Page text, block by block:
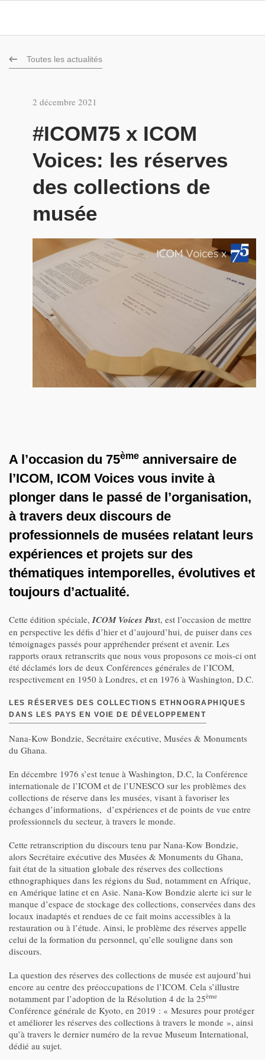
Toutes les actualités
2 décembre 2021
#ICOM75 x ICOM
Voices: les réserves
des collections de
musée
A l’occasion du 75ème anniversaire de
l’ICOM, ICOM Voices vous invite à
plonger dans le passé de l’organisation,
à travers deux discours de
professionnels de musées relatant leurs
expériences et projets sur des
thématiques intemporelles, évolutives et
toujours d’actualité.
Cette édition spéciale,ICOM Voices Past, est l’occasion de mettre
en perspective les défis d’hier et d’aujourd’hui, de puiser dans ces
témoignages passés pour appréhender présent et avenir. Les
rapports oraux retranscrits que nous vous proposons ce mois-ci ont
été déclamés lors de deux Conférences générales de l’ICOM,
respectivement en 1950 à Londres, et en 1976 à Washington, D.C.
LES RÉSERVES DES COLLECTIONS ETHNOGRAPHIQUES
DANS LES PAYS EN VOIE DE DÉVELOPPEMENT
Nana-Kow Bondzie, Secrétaire exécutive, Musées & Monuments
du Ghana.
En décembre 1976 s’est tenue à Washington, D.C, la Conférence
internationale de l’ICOM et de l’UNESCO sur les problèmes des
collections de réserve dans les musées, visant à favoriser les
échanges d’informations, d’expériences et de points de vue entre
professionnels du secteur, à travers le monde.
Cette retranscription du discours tenu par Nana-Kow Bondzie,
alors Secrétaire exécutive des Musées & Monuments du Ghana,
fait état de la situation globale des réserves des collections
ethnographiques dans les régions du Sud, notamment en Afrique,
en Amérique latine et en Asie. Nana-Kow Bondzie alerte ici sur le
manque d’espace de stockage des collections, conservées dans des
locaux inadaptés et rendues de ce fait moins accessibles à la
restauration ou à l’étude. Ainsi, le problème des réserves appelle
celui de la formation du personnel, qu’elle souligne dans son
discours.
La question des réserves des collections de musée est aujourd’hui
encore au centre des préoccupations de l’ICOM. Cela s’illustre
notamment par l’adoption de la Résolution 4 de la 25ème
Conférence générale de Kyoto, en 2019 : « Mesures pour protéger
et améliorer les réserves des collections à travers le monde », ainsi
qu’à travers le dernier numéro de la revue Museum International,
dédié au sujet.